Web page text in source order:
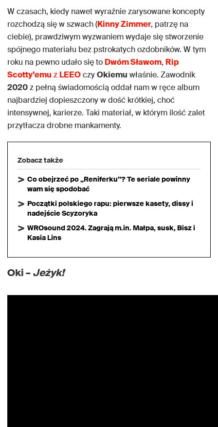
W czasach, kiedy nawet wyraźnie zarysowane koncepty
rozchodzą się w szwach (Kinny Zimmer, patrzę na
ciebie), prawdziwym wyzwaniem wydaje się stworzenie
spójnego materiału bez pstrokatych ozdobników. W tym
roku na pewno udało się to Dwóm Sławom, Rip
Scotty’emu z LEEOczyOkiemu właśnie. Zawodnik
2020z pełną świadomością oddał nam w ręce album
najbardziej dopieszczony w dość krótkiej, choć
intensywnej, karierze. Taki materiał, w którym ilość zalet
przytłacza drobne mankamenty.
Zobacz także
Co obejrzeć po „Reniferku”? Te seriale powinny
wam się spodobać
Początki polskiego rapu: pierwsze kasety, dissy i
nadejście Scyzoryka
WROsound 2024. Zagrają m.in. Małpa, susk, Bisz i
Kasia Lins
Oki –Jeżyk!